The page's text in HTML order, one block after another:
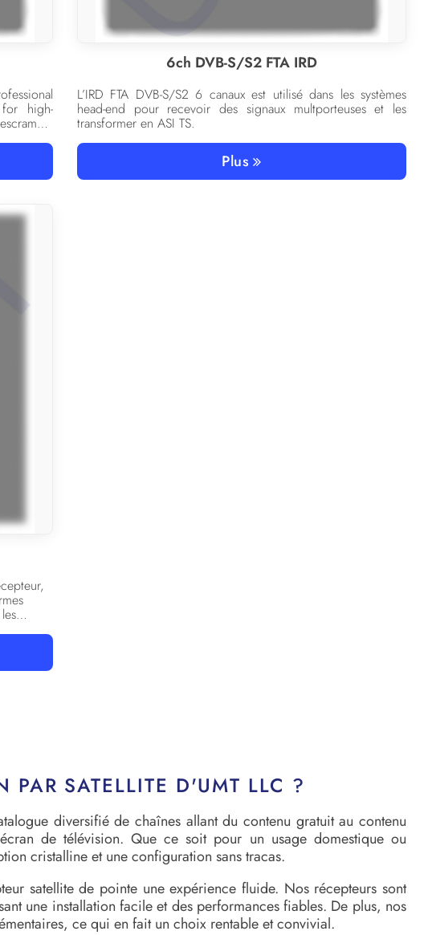
for high-
6ch DVB-S/S2 FTA IRD
L’IRD FTA DVB-S/S2 6 canaux est utilisé dans les systèmes
head-end pour recevoir des signaux multporteuses et les
transformer en ASI TS.
Plus
PAR SATELLITE D'UMT LLC ?
diversifié de chaînes allant du contenu gratuit au contenu
de télévision. Que ce soit pour un usage domestique ou
cristalline et une configuration sans tracas.
satellite de pointe une expérience fluide. Nos récepteurs sont
une installation facile et des performances fiables. De plus, nos
ce qui en fait un choix rentable et convivial.